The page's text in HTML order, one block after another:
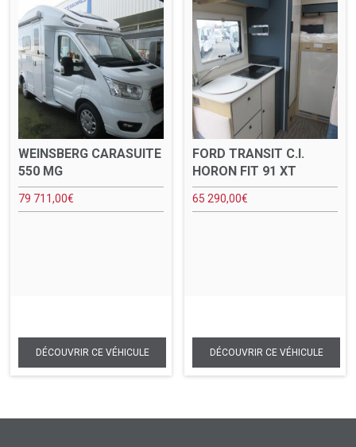
WEINSBERG CARASUITE
550 MG
79 711,00€
FORD TRANSIT C.I.
HORON FIT 91 XT
65 290,00€